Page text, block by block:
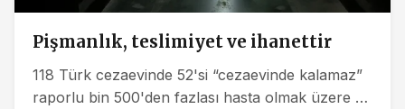
Pişmanlık, teslimiyet ve ihanettir
118 Türk cezaevinde 52'si “cezaevinde kalamaz”
raporlu bin 500'den fazlası hasta olmak üzere 4